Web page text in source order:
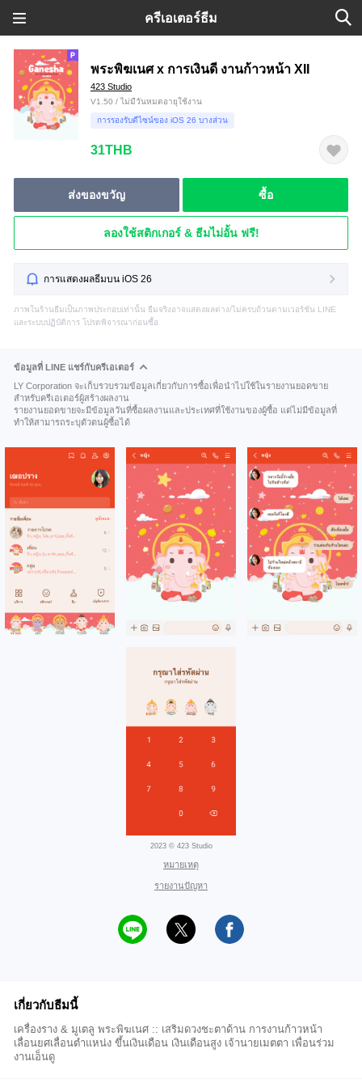
ครีเอเตอร์ธีม
พระพิฆเนศ x การเงินดี งานก้าวหน้า XII
423 Studio
V1.50 / ไม่มีวันหมดอายุใช้งาน
การรองรับดีไซน์ของ iOS 26 บางส่วน
31THB
ส่งของขวัญ ซื้อ
ลองใช้สติกเกอร์ & ธีมไม่อั้น ฟรี!
การแสดงผลธีมบน iOS 26
ภาพในร้านธีมเป็นภาพประกอบเท่านั้น ธีมจริงอาจแสดงผลต่าง/ไม่ครบถ้วนตามเวอร์ชัน LINE
และระบบปฏิบัติการ โปรดพิจารณาก่อนซื้อ
ข้อมูลที่ LINE แชร์กับครีเอเตอร์
LY Corporation จะเก็บรวบรวมข้อมูลเกี่ยวกับการซื้อเพื่อนำไปใช้ในรายงานยอดขาย
สำหรับครีเอเตอร์ผู้สร้างผลงาน
รายงานยอดขายจะมีข้อมูลวันที่ซื้อผลงานและประเทศที่ใช้งานของผู้ซื้อ แต่ไม่มีข้อมูลที่
ทำให้สามารถระบุตัวตนผู้ซื้อได้
2023 © 423 Studio
หมายเหตุ
รายงานปัญหา
เกี่ยวกับธีมนี้
เครื่องราง & มูเตลู พระพิฆเนศ :: เสริมดวงชะตาด้าน การงานก้าวหน้า
เลื่อนยศเลื่อนตำแหน่ง ขึ้นเงินเดือน เงินเดือนสูง เจ้านายเมตตา เพื่อนร่วม
งานเอ็นดู